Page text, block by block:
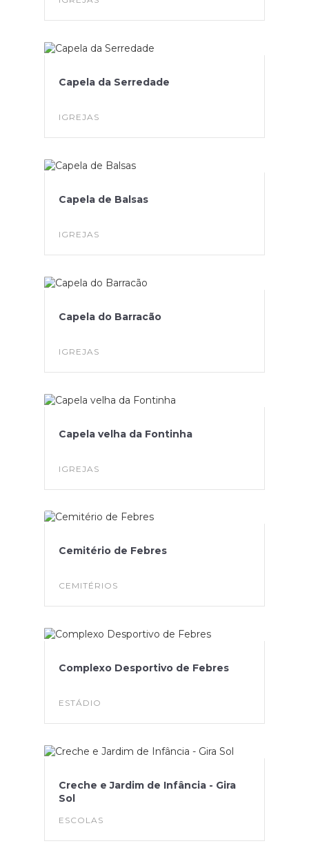
Capela da Serredade
IGREJAS
Capela de Balsas
IGREJAS
Capela do Barracão
IGREJAS
Capela velha da Fontinha
IGREJAS
Cemitério de Febres
CEMITÉRIOS
Complexo Desportivo de Febres
ESTÁDIO
Creche e Jardim de Infância - Gira
Sol
ESCOLAS